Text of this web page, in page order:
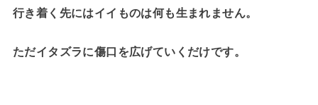
行き着く先にはイイものは何も生まれません。
ただイタズラに傷口を広げていくだけです。